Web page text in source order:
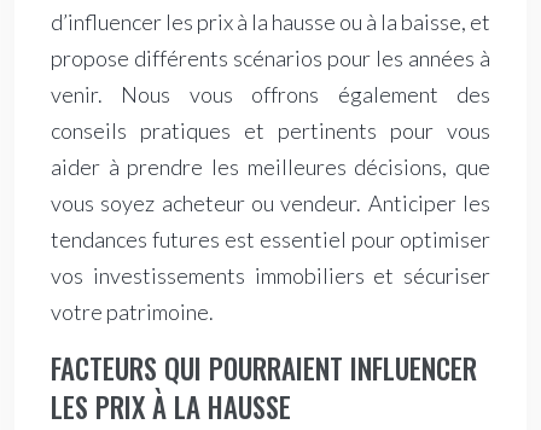
d’influencer les prix à la hausse ou à la baisse, et
propose différents scénarios pour les années à
venir. Nous vous offrons également des
conseils pratiques et pertinents pour vous
aider à prendre les meilleures décisions, que
vous soyez acheteur ou vendeur. Anticiper les
tendances futures est essentiel pour optimiser
vos investissements immobiliers et sécuriser
votre patrimoine.
FACTEURS QUI POURRAIENT INFLUENCER
LES PRIX À LA HAUSSE